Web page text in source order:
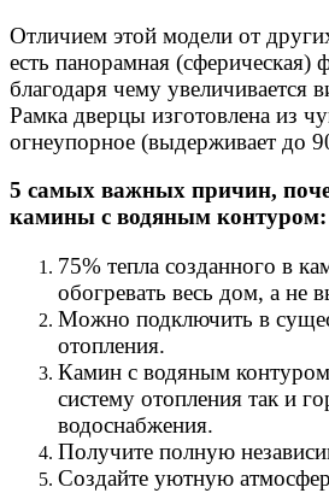
Отличием этой модели от
есть панорамная (сферическая)
благодаря чему увеличивается
Рамка дверцы изготовлена из
огнеупорное (выдерживает до
5 самых важных причин,
камины с водяным контуром:
75% тепла созданного в
обогревать весь дом, а не
Можно подключить в
отопления.
Камин с водяным
систему отопления так и
водоснабжения.
Получите полную
Создайте уютную